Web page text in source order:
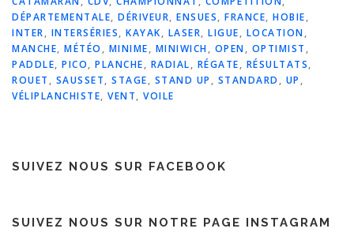
DÉPARTEMENTALE, DÉRIVEUR, ENSUES, FRANCE, HOBIE,
INTER, INTERSÉRIES, KAYAK, LASER, LIGUE, LOCATION,
MANCHE, MÉTÉO , MINIME, MINIWICH, OPEN, OPTIMIST ,
PADDLE, PICO, PLANCHE, RADIAL, RÉGATE, RÉSULTATS,
ROUET , SAUSSET, STAGE, STAND UP , STANDARD , UP ,
VÉLIPLANCHISTE, VENT, VOILE
SUIVEZ NOUS SUR FACEBOOK
SUIVEZ NOUS SUR NOTRE PAGE INSTAGRAM